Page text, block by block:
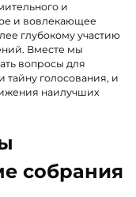
и
и вовлекающее
глубокому участию
Вместе мы
вопросы для
тайну голосования, и
наилучших
собрания